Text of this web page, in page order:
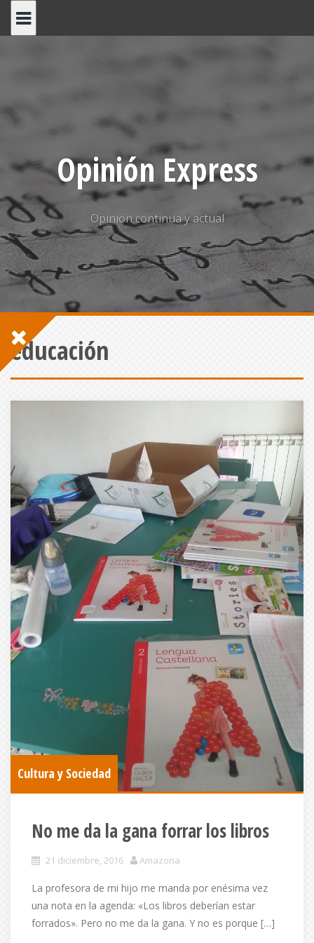
Opinión Express
Opinión continua y actual
educación
Cultura y Sociedad
No me da la gana forrar los libros
21 diciembre, 2016 Amazona
La profesora de mi hijo me manda por enésima vez
una nota en la agenda: «Los libros deberían estar
forrados». Pero no me da la gana. Y no es porque […]